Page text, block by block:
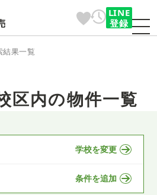
LINE
登録
結果一覧
区内の物件一覧
学校を変更
条件を追加